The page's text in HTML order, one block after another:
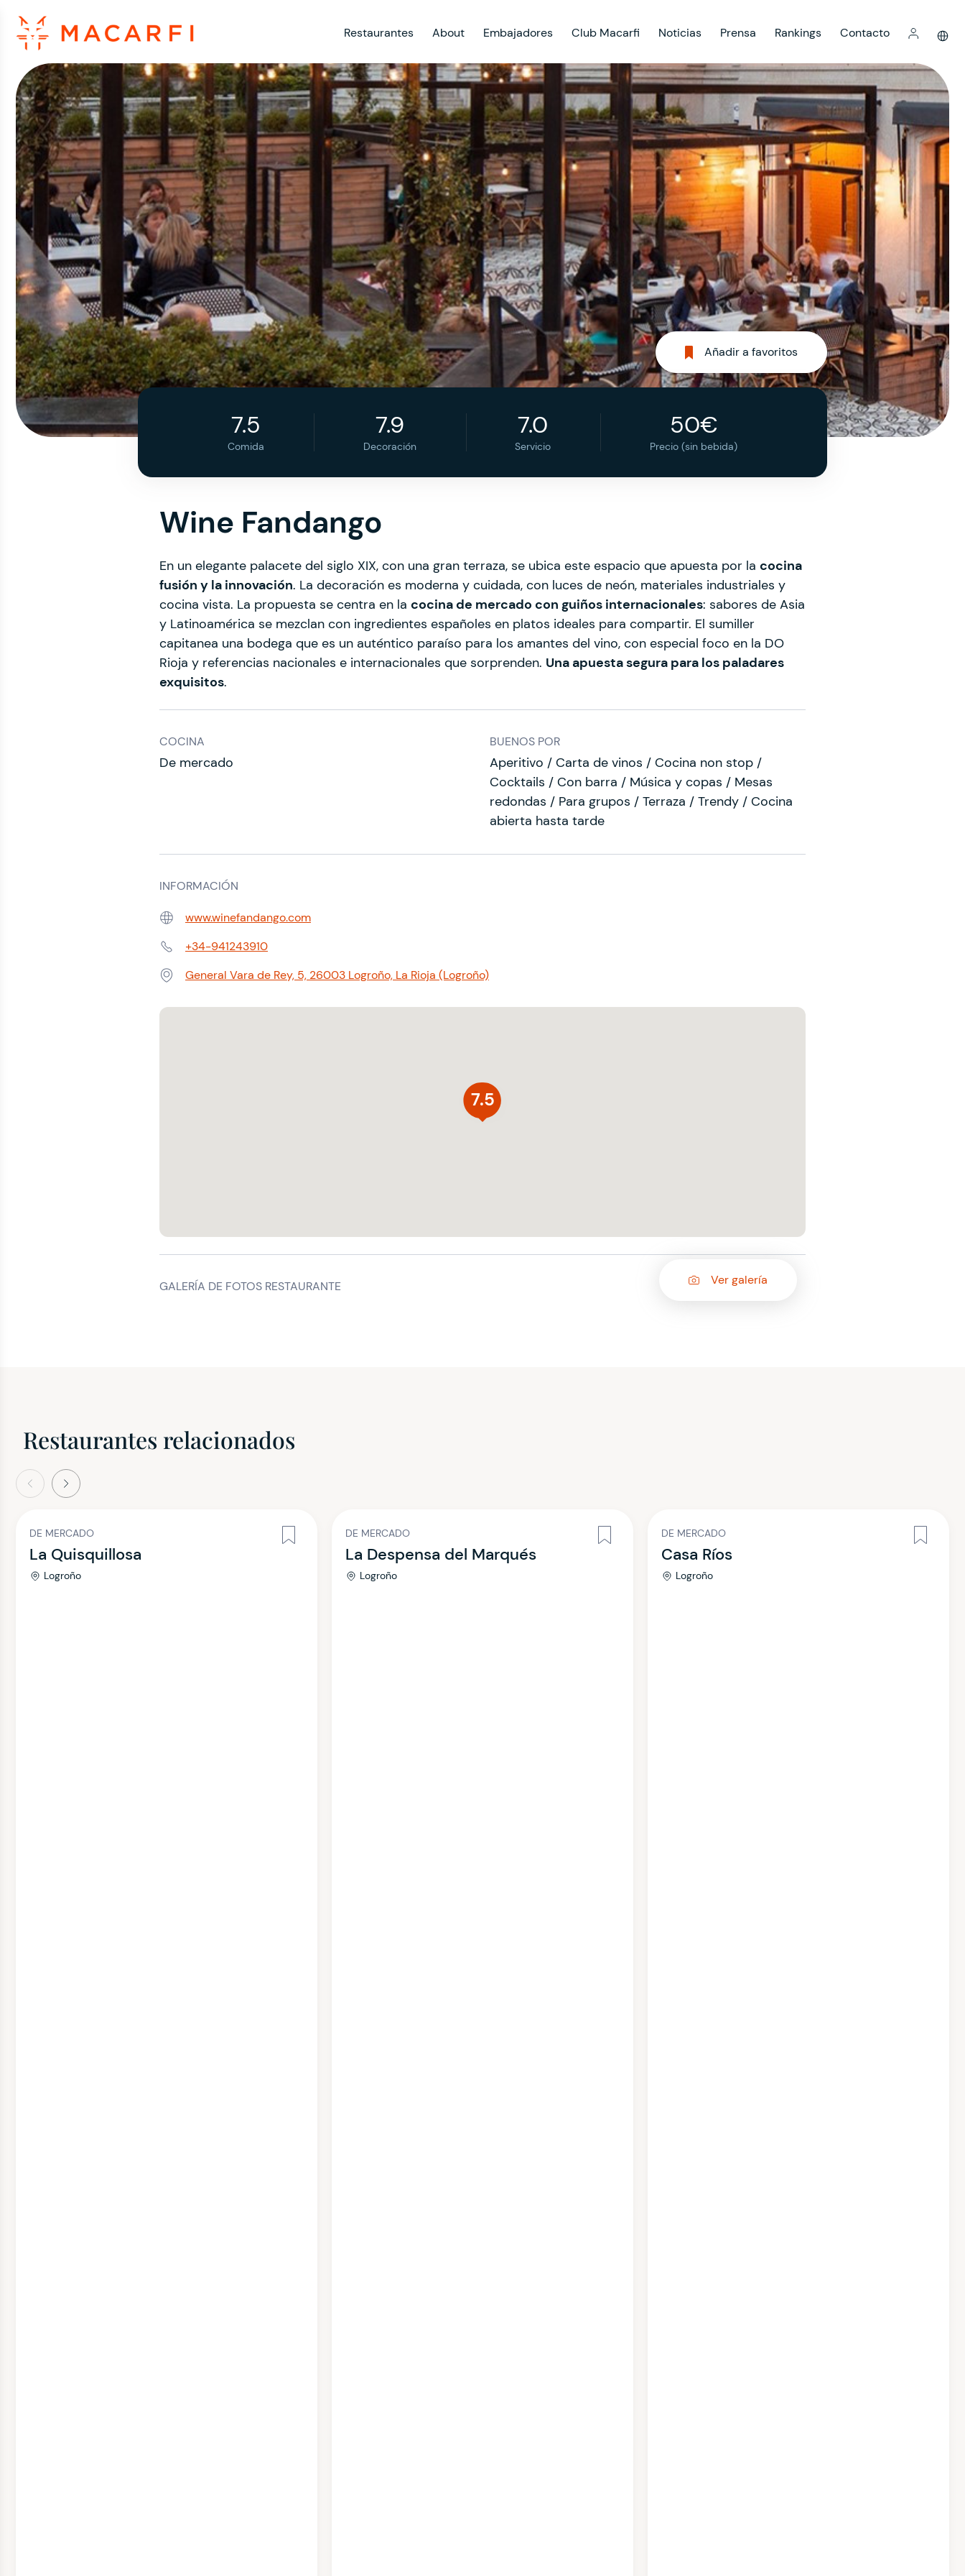
Restaurantes About Embajadores Club Macarfi Noticias Prensa Rankings Contacto
Añadir a favoritos
7.5
Comida
7.9
Decoración
7.0
Servicio
50€
Precio (sin bebida)
Wine Fandango
En un elegante palacete del siglo XIX, con una gran terraza, se ubica este espacio que apuesta por la cocina
fusión y la innovación. La decoración es moderna y cuidada, con luces de neón, materiales industriales y
cocina vista. La propuesta se centra en la cocina de mercado con guiños internacionales: sabores de Asia
y Latinoamérica se mezclan con ingredientes españoles en platos ideales para compartir. El sumiller
capitanea una bodega que es un auténtico paraíso para los amantes del vino, con especial foco en la DO
Rioja y referencias nacionales e internacionales que sorprenden. Una apuesta segura para los paladares
exquisitos.
COCINA
De mercado
BUENOS POR
Aperitivo / Carta de vinos / Cocina non stop /
Cocktails / Con barra / Música y copas / Mesas
redondas / Para grupos / Terraza / Trendy / Cocina
abierta hasta tarde
INFORMACIÓN
Web: www.winefandango.com
Teléfono:+34-941243910
Dirección:General Vara de Rey, 5, 26003 Logroño, La Rioja (Logroño)
7.5
GALERÍA DE FOTOS RESTAURANTE Ver galería
Restaurantes relacionados
Siguiente
DE MERCADO
La Quisquillosa
Logroño
DE MERCADO
La Despensa del Marqués
Logroño
DE MERCADO
Casa Ríos
Logroño